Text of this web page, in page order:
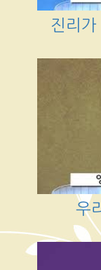
진리
우